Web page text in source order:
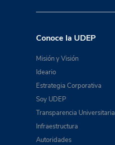
Conoce la UDEP
Misión y Visión
Ideario
Estrategia Corporativa
Soy UDEP
Transparencia Universitaria
Infraestructura
Autoridades